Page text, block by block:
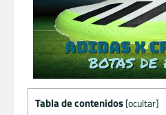
Tabla de contenidos [ocultar]